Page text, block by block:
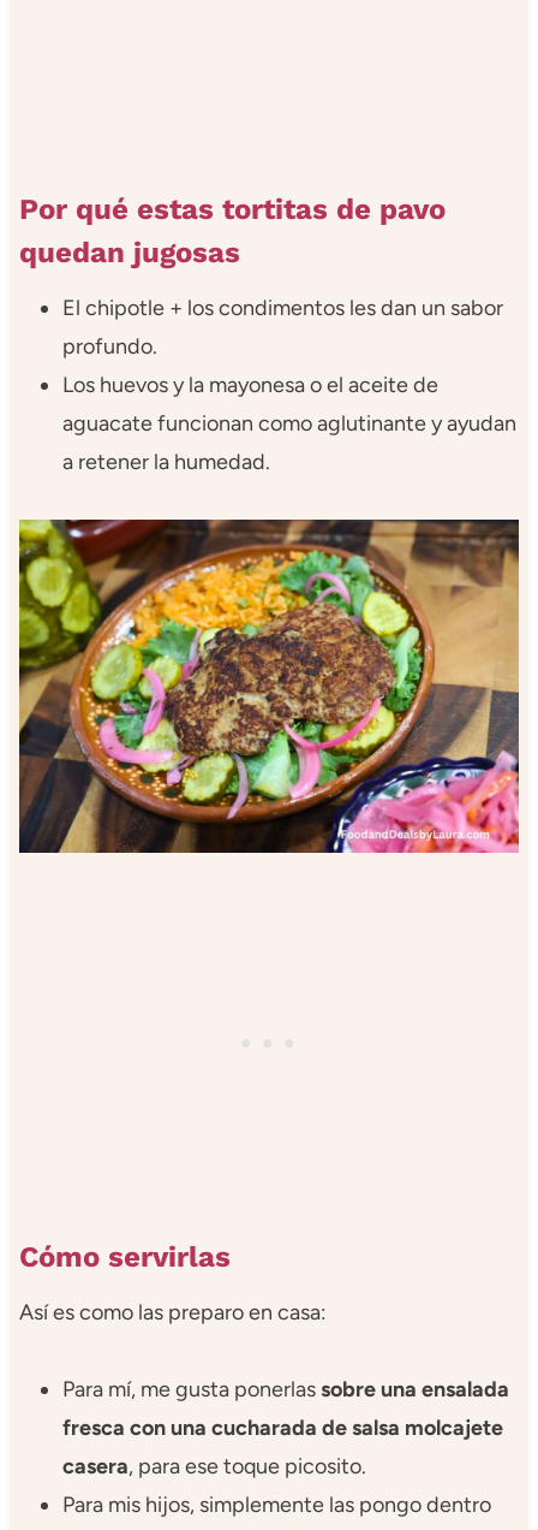
Por qué estas tortitas de pavo
quedan jugosas
El chipotle + los condimentos les dan un sabor
profundo.
Los huevos y la mayonesa o el aceite de
aguacate funcionan como aglutinante y ayudan
a retener la humedad.
Cómo servirlas
Así es como las preparo en casa:
Para mí, me gusta ponerlassobre una ensalada
fresca con una cucharada de salsa molcajete
casera, para ese toque picosito.
Para mis hijos, simplemente las pongo dentro